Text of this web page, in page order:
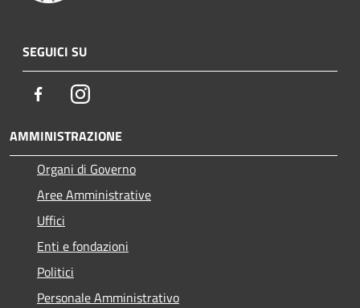
SEGUICI SU
FacebookInstagram
AMMINISTRAZIONE
Organi di Governo
Aree Amministrative
Uffici
Enti e fondazioni
Politici
Personale Amministrativo